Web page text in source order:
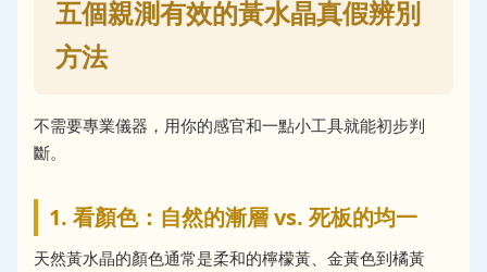
五個親測有效的黃水晶真假辨別
方法
不需要專業儀器，用你的感官和一點小工具就能初步判
斷。
1. 看顏色：自然的漸層 vs. 死板的均一
天然黃水晶的顏色通常是柔和的檸檬黃、金黃色到橘黃